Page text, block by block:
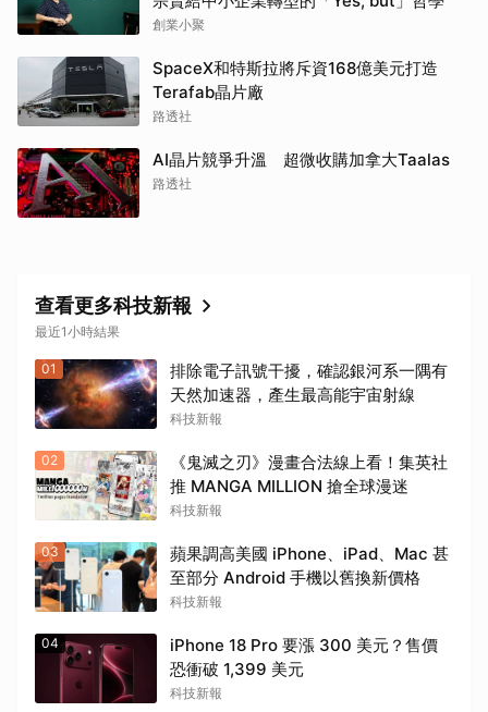
創業小聚
SpaceX和特斯拉將斥資168億美元打造
Terafab晶片廠
路透社
AI晶片競爭升溫 超微收購加拿大Taalas
路透社
查看更多科技新報
最近1小時結果
01
排除電子訊號干擾，確認銀河系一隅有
天然加速器，產生最高能宇宙射線
科技新報
02
《鬼滅之刃》漫畫合法線上看！集英社
推 MANGA MILLION 搶全球漫迷
科技新報
03
蘋果調高美國 iPhone、iPad、Mac 甚
至部分 Android 手機以舊換新價格
科技新報
04
iPhone 18 Pro 要漲 300 美元？售價
恐衝破 1,399 美元
科技新報